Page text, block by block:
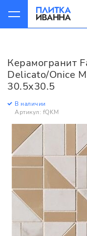
30.5x30.5
Керамогранит
Delicato/Onice
30.5x30.5
В наличии
Артикул: fQKM